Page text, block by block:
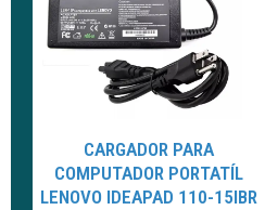
CARGADOR PARA
COMPUTADOR PORTATÍL
LENOVO IDEAPAD 110-15IBR